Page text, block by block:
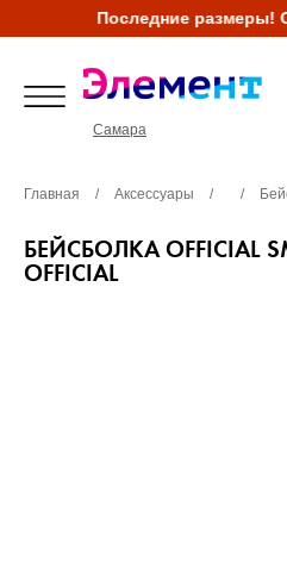
Последние размеры!
Самара
Главная / Аксессуары / /
БЕЙСБОЛКА OFFICIAL
OFFICIAL